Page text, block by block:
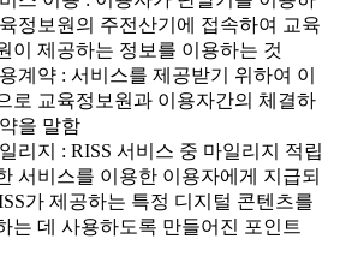
정보원의 주전산기에 접속하여 교육
이 제공하는 정보를 이용하는 것
계약 : 서비스를 제공받기 위하여 이
로 교육정보원과 이용자간의 체결하
을 말함
리지 : RISS 서비스 중 마일리지 적립
서비스를 이용한 이용자에게 지급되
가 제공하는 특정 디지털 콘텐츠를
는 데 사용하도록 만들어진 포인트